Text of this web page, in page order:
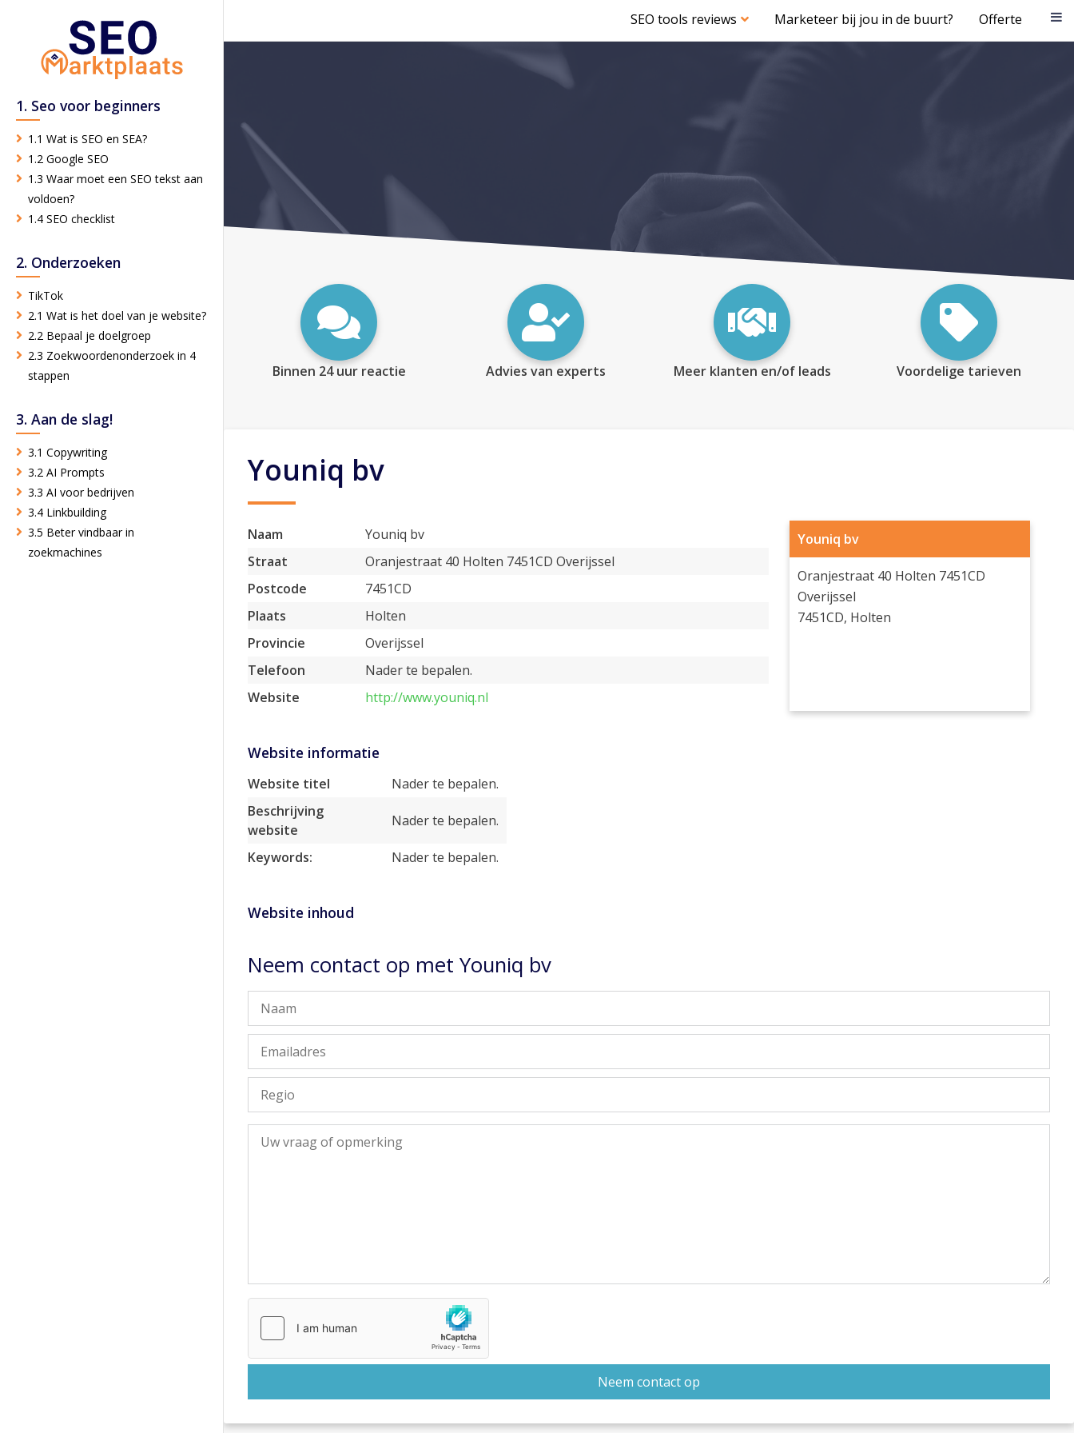
SEO tools reviews Marketeer bij jou in de buurt? Offerte
1. Seo voor beginners
1.1 Wat is SEO en SEA?
1.2 Google SEO
1.3 Waar moet een SEO tekst aan
voldoen?
1.4 SEO checklist
2. Onderzoeken
TikTok
2.1 Wat is het doel van je website?
2.2 Bepaal je doelgroep
2.3 Zoekwoordenonderzoek in 4
stappen
3. Aan de slag!
3.1 Copywriting
3.2 AI Prompts
3.3 AI voor bedrijven
3.4 Linkbuilding
3.5 Beter vindbaar in
zoekmachines
Binnen 24 uur reactie Advies van experts Meer klanten en/of leads Voordelige tarieven
Youniq bv
Naam
Youniq bv
Straat
Oranjestraat 40 Holten 7451CD Overijssel
Postcode
7451CD
Plaats
Holten
Provincie
Overijssel
Telefoon
Nader te bepalen.
Website
http://www.youniq.nl
Youniq bv
Oranjestraat 40 Holten 7451CD
Overijssel
7451CD, Holten
Website informatie
Website titel
Nader te bepalen.
Beschrijving
website
Nader te bepalen.
Keywords: Nader te bepalen.
Website inhoud
Neem contact op met Youniq bv